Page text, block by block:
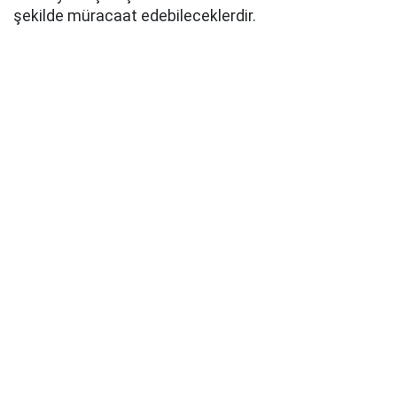
şekilde müracaat edebileceklerdir.